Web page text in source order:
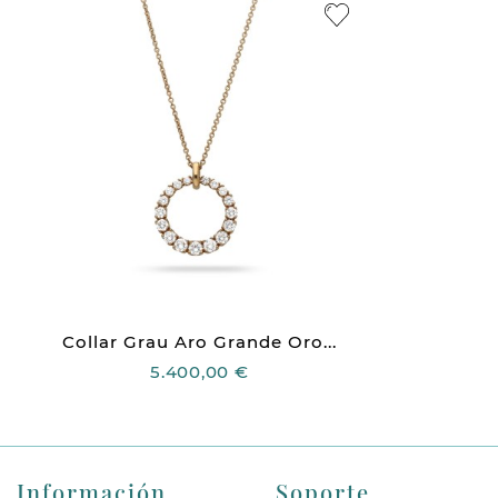
Collar Grau Aro Grande Oro...
5.400,00 €
Información Soporte